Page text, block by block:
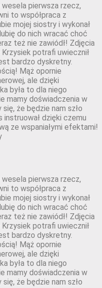
pierwsza rzecz,
to współpraca z
mojej siostry i wykonał
do nich wracać choć
też nie zawiódł! Zdjęcia
potrafi uwiecznił
bardzo dyskretny.
Mąż opornie
ale dzięki
była to dla niego
mamy doświadczenia w
że będzie nam szło
instruował dzięki czemu
ze wspaniałymi efektami!
pierwsza rzecz,
to współpraca z
mojej siostry i wykonał
do nich wracać choć
też nie zawiódł! Zdjęcia
potrafi uwiecznił
bardzo dyskretny.
Mąż opornie
ale dzięki
była to dla niego
mamy doświadczenia w
że będzie nam szło